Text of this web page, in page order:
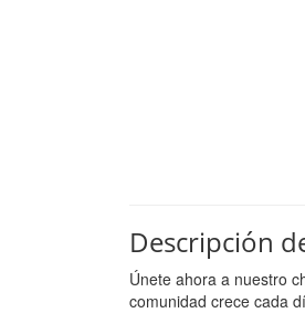
Descripción
Únete ahora a nuestro
comunidad crece cada